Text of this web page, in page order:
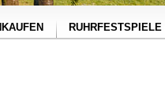
RUHRFESTSPIELE